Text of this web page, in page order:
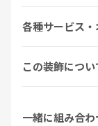
各種サービス
この装飾につい
一緒に組み合